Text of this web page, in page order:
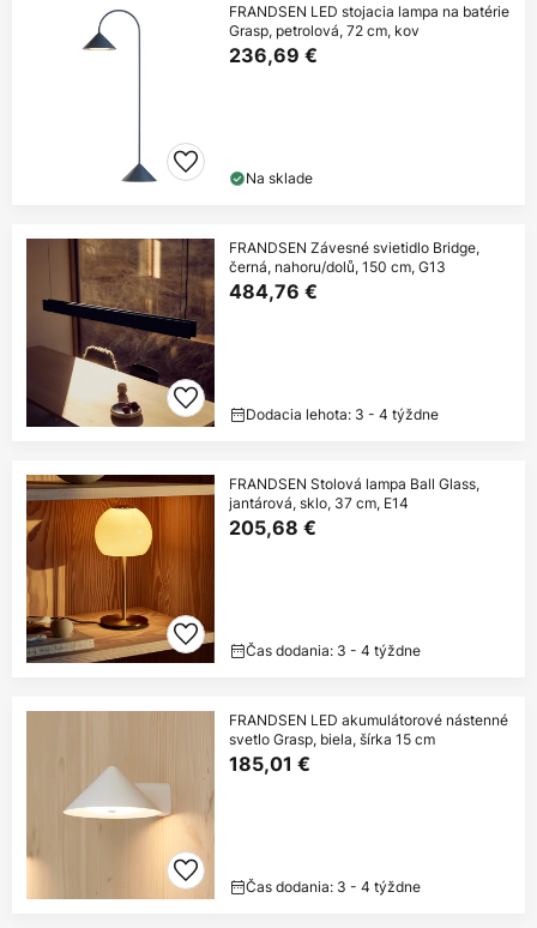
FRANDSEN LED stojacia lampa na batérie
Grasp, petrolová, 72 cm, kov
236,69 €
Na sklade
FRANDSEN Závesné svietidlo Bridge,
černá, nahoru/dolů, 150 cm, G13
484,76 €
Dodacia lehota: 3 - 4 týždne
FRANDSEN Stolová lampa Ball Glass,
jantárová, sklo, 37 cm, E14
205,68 €
Čas dodania: 3 - 4 týždne
FRANDSEN LED akumulátorové nástenné
svetlo Grasp, biela, šírka 15 cm
185,01 €
Čas dodania: 3 - 4 týždne